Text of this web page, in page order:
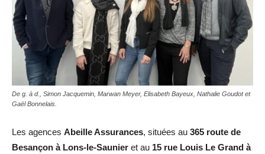
De g. à d., Simon Jacquemin, Marwan Meyer, Elisabeth Bayeux, Nathalie Goudot et
Gaël Bonnelais.
Les agences Abeille Assurances, situées au 365 route de
Besançon à Lons-le-Saunier et au 15 rue Louis Le Grand à